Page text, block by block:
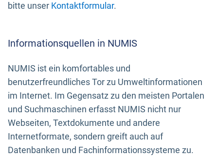
bitte unser Kontaktformular.
Informationsquellen in NUMIS
NUMIS ist ein komfortables und
benutzerfreundliches Tor zu Umweltinformationen
im Internet. Im Gegensatz zu den meisten Portalen
und Suchmaschinen erfasst NUMIS nicht nur
Webseiten, Textdokumente und andere
Internetformate, sondern greift auch auf
Datenbanken und Fachinformationssysteme zu.